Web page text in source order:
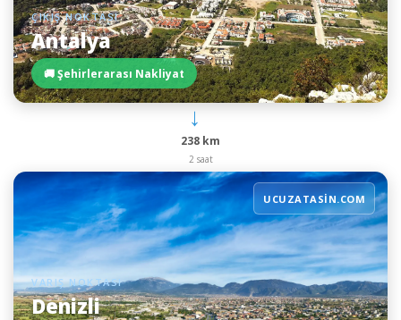
ÇIKIŞ NOKTASI
Antalya
🚚 Şehirlerarası Nakliyat
→
238 km
2 saat
UCUZATASIN.COM
VARIŞ NOKTASI
Denizli